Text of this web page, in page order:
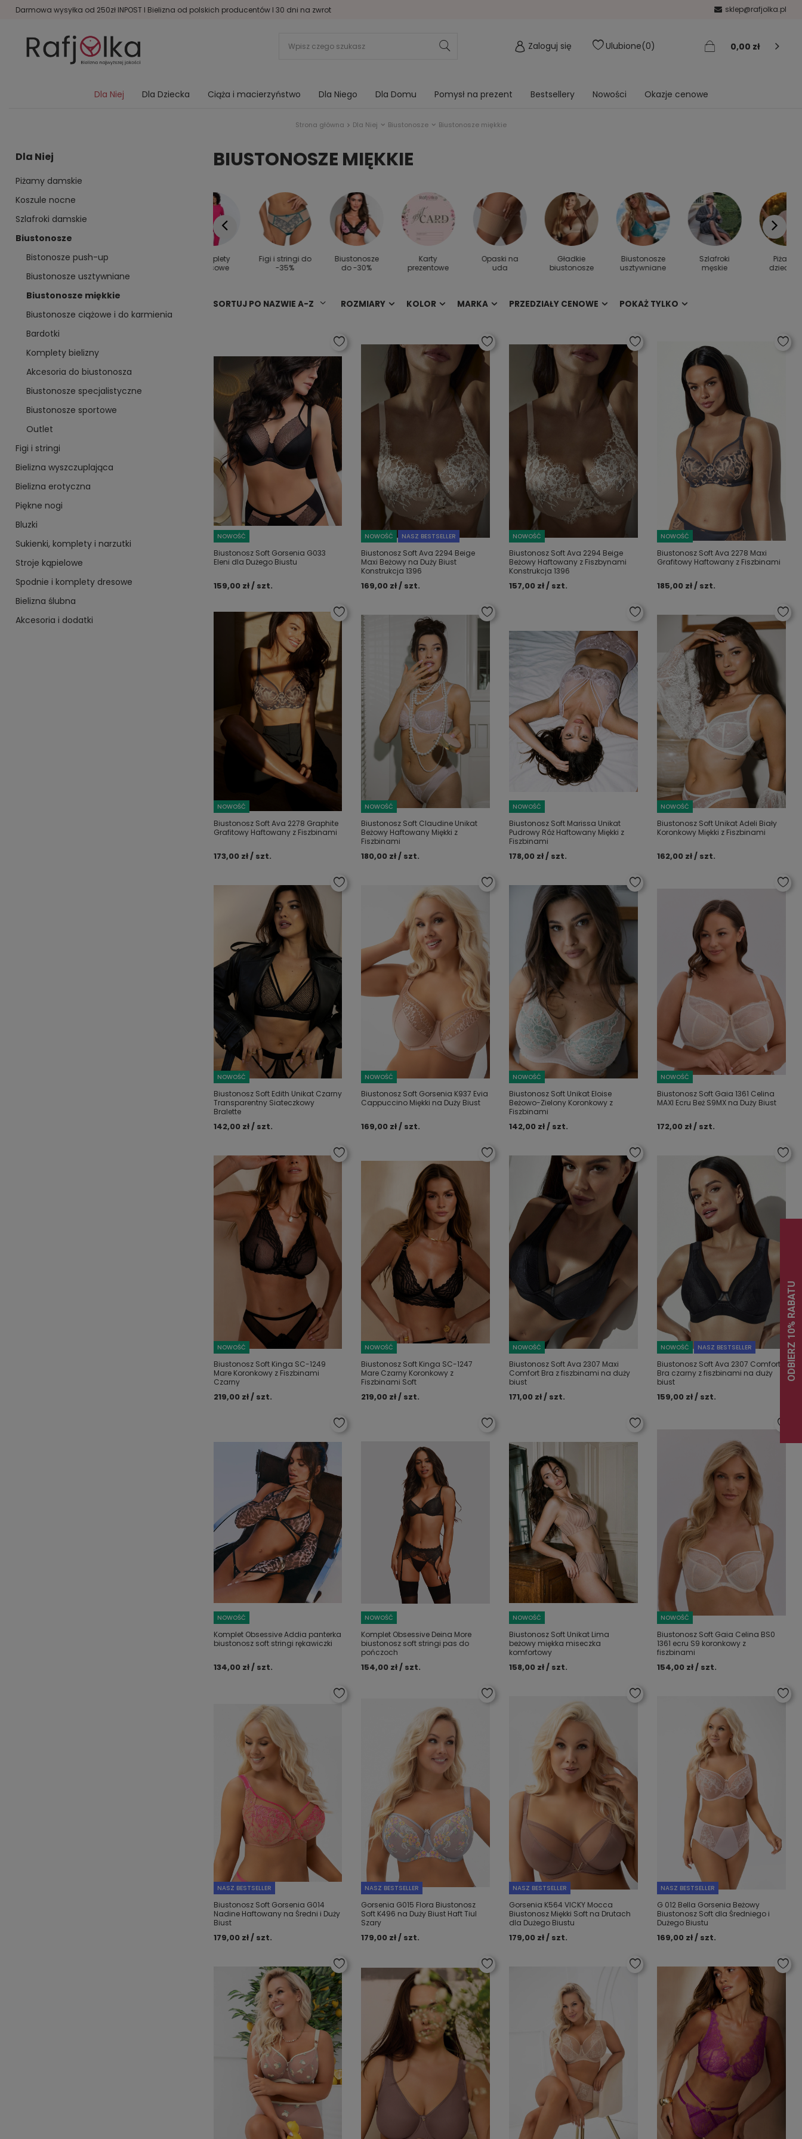
Darmowa wysyłka od 250zł INPOST I Bielizna od polskich producentów I 30 dni na zwrot sklep@rafjolka.pl
Zaloguj się Ulubione 0 0,00 zł
Dla Niej Dla Dziecka Ciąża i macierzyństwo Dla Niego Dla Domu Pomysł na prezent Bestsellery Nowości Okazje cenowe
Strona główna Dla Niej Biustonosze Biustonosze miękkie
Dla Niej
Piżamy damskie
Koszule nocne
Szlafroki damskie
Biustonosze
Bistonosze push-up
Biustonosze usztywniane
Biustonosze miękkie
Biustonosze ciążowe i do karmienia
Bardotki
Komplety bielizny
Akcesoria do biustonosza
Biustonosze specjalistyczne
Biustonosze sportowe
Outlet
Figi i stringi
Bielizna wyszczuplająca
Bielizna erotyczna
Piękne nogi
Bluzki
Sukienki, komplety i narzutki
Stroje kąpielowe
Spodnie i komplety dresowe
Bielizna ślubna
Akcesoria i dodatki
BIUSTONOSZE MIĘKKIE
Kolanówki
Komplety
dresowe
Figi i stringi do
-35%
Biustonosze
do -30%
Karty
prezentowe
Opaski na
uda
Gładkie
biustonosze
Biustonosze
usztywniane
Szlafroki
męskie
Piżamy
SORTUJ PO NAZWIE A-Z ROZMIARY KOLOR MARKA PRZEDZIAŁY CENOWE POKAŻ TYLKO
NOWOŚĆ
Biustonosz Soft Gorsenia G033
Eleni dla Dużego Biustu
159,00 zł / szt.
NOWOŚĆ NASZ BESTSELLER
Biustonosz Soft Ava 2294 Beige
Maxi Beżowy na Duży Biust
Konstrukcja 1396
169,00 zł / szt.
NOWOŚĆ
Biustonosz Soft Ava 2294 Beige
Beżowy Haftowany z Fiszbynami
Konstrukcja 1396
157,00 zł / szt.
NOWOŚĆ
Biustonosz Soft Ava 2278 Maxi
Grafitowy Haftowany z Fiszbinami
185,00 zł / szt.
NOWOŚĆ
Biustonosz Soft Ava 2278 Graphite
Grafitowy Haftowany z Fiszbinami
173,00 zł / szt.
NOWOŚĆ
Biustonosz Soft Claudine Unikat
Beżowy Haftowany Miękki z
Fiszbinami
180,00 zł / szt.
NOWOŚĆ
Biustonosz Soft Marissa Unikat
Pudrowy Róż Haftowany Miękki z
Fiszbinami
178,00 zł / szt.
NOWOŚĆ
Biustonosz Soft Unikat Adeli Biały
Koronkowy Miękki z Fiszbinami
162,00 zł / szt.
NOWOŚĆ
Biustonosz Soft Edith Unikat Czarny
Transparentny Siateczkowy
Bralette
142,00 zł / szt.
NOWOŚĆ
Biustonosz Soft Gorsenia K937 Evia
Cappuccino Miękki na Duży Biust
169,00 zł / szt.
NOWOŚĆ
Biustonosz Soft Unikat Eloise
Beżowo-Zielony Koronkowy z
Fiszbinami
142,00 zł / szt.
NOWOŚĆ
Biustonosz Soft Gaia 1361 Celina
MAXI Ecru Beż S9MX na Duży Biust
172,00 zł / szt.
NOWOŚĆ
Biustonosz Soft Kinga SC-1249
Mare Koronkowy z Fiszbinami
Czarny
219,00 zł / szt.
NOWOŚĆ
Biustonosz Soft Kinga SC-1247
Mare Czarny Koronkowy z
Fiszbinami Soft
219,00 zł / szt.
NOWOŚĆ
Biustonosz Soft Ava 2307 Maxi
Comfort Bra z fiszbinami na duży
biust
171,00 zł / szt.
NOWOŚĆ NASZ BESTSELLER
Biustonosz Soft Ava 2307 Comfort
Bra czarny z fiszbinami na duży
biust
159,00 zł / szt.
NOWOŚĆ
Komplet Obsessive Addia panterka
biustonosz soft stringi rękawiczki
134,00 zł / szt.
NOWOŚĆ
Komplet Obsessive Deina More
biustonosz soft stringi pas do
pończoch
154,00 zł / szt.
NOWOŚĆ
Biustonosz Soft Unikat Lima
beżowy miękka miseczka
komfortowy
158,00 zł / szt.
NOWOŚĆ
Biustonosz Soft Gaia Celina BS0
1361 ecru S9 koronkowy z
fiszbinami
154,00 zł / szt.
NASZ BESTSELLER
Biustonosz Soft Gorsenia G014
Nadine Haftowany na Średni i Duży
Biust
179,00 zł / szt.
NASZ BESTSELLER
Gorsenia G015 Flora Biustonosz
Soft K496 na Duży Biust Haft Tiul
Szary
179,00 zł / szt.
NASZ BESTSELLER
Gorsenia K564 VICKY Mocca
Biustonosz Miękki Soft na Drutach
dla Dużego Biustu
179,00 zł / szt.
NASZ BESTSELLER
G 012 Bella Gorsenia Beżowy
Biustonosz Soft dla Średniego i
Dużego Biustu
169,00 zł / szt.